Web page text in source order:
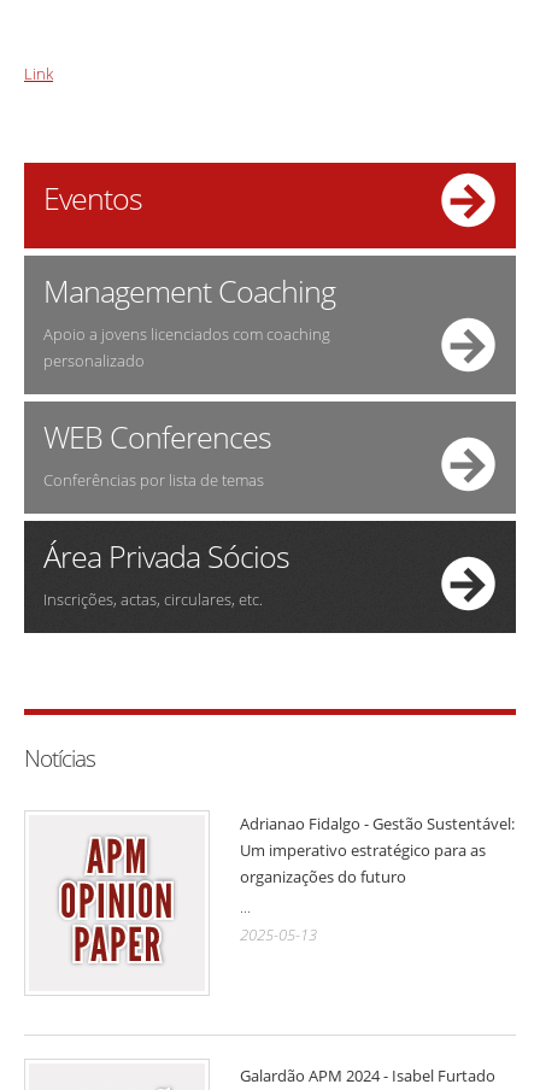
Link
Eventos
Management Coaching
Apoio a jovens licenciados com coaching
personalizado
WEB Conferences
Conferências por lista de temas
Área Privada Sócios
Inscrições, actas, circulares, etc.
Notícias
Adrianao Fidalgo - Gestão Sustentável:
Um imperativo estratégico para as
organizações do futuro
...
2025-05-13
Galardão APM 2024 - Isabel Furtado